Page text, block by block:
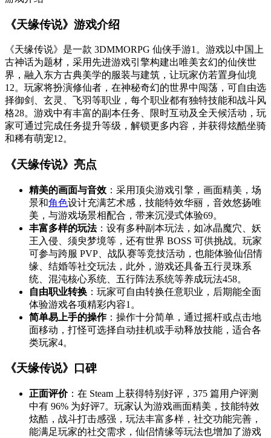
《天缘传说》游戏介绍
《天缘传说》是一款 3DMMORPG 仙侠手游1 。游戏以中国上
古神话为题材，采用先进游戏引擎构建出唯美玄幻的仙侠世
界，融入东方古典美学的服装与建筑，让玩家仿若置身仙境
1 2。玩家将扮演修仙者，在神秘奇幻的世界中闯荡，可自由选
择御剑、玄灵、飞羽等职业，每个职业都有独特技能和战斗风
格28。游戏中有丰富的副本任务、限时互动及全天候活动，玩
家可通过完成任务提升等级，解锁更多内容，并获得炫酷坐骑
和稀有萌宠1 2。
《天缘传说》亮点
精美的画面与音效 ：采用顶尖游戏引擎，画面精美，场
景和角色设计充满艺术感，技能特效华丽，音效悠扬唯
美，与游戏场景相配合，带来沉浸式体验69。
丰富多样的玩法：设有多种副本玩法，如冰晶魔穴、妖
王入侵、须臾梦境等，还有世界 BOSS 可供挑战。玩家
可参与跨服 PVP、战队赛等竞技活动，也能体验仙侣情
缘、结婚等社交玩法，此外，游戏还具备五行灵珠系
统、混沌核心系统、五行阵法系统等养成玩法458。
自由职业转换 ：玩家可自由转换任意职业，后期能全面
体验游戏各项精彩内容1 。
简单易上手的操作：操作十分简单，通过摇杆或点击地
面移动，打怪可选择自动挂机或手动释放技能，适合各
类玩家4。
《天缘传说》口碑
正面评价：在 Steam 上获得特别好评，375 篇用户评测
中有 96% 为好评7。玩家认为游戏画面精美，技能特效
炫酷，战斗打击感强，玩法丰富多样，社交功能完善，
能满足玩家的社交需求，仙侣情缘等玩法也增加了游戏